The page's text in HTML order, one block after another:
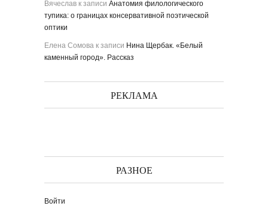
Вячеслав к записи Анатомия филологического
тупика: о границах консервативной поэтической
оптики
Елена Сомова к записи Нина Щербак. «Белый
каменный город». Рассказ
РЕКЛАМА
РАЗНОЕ
Войти